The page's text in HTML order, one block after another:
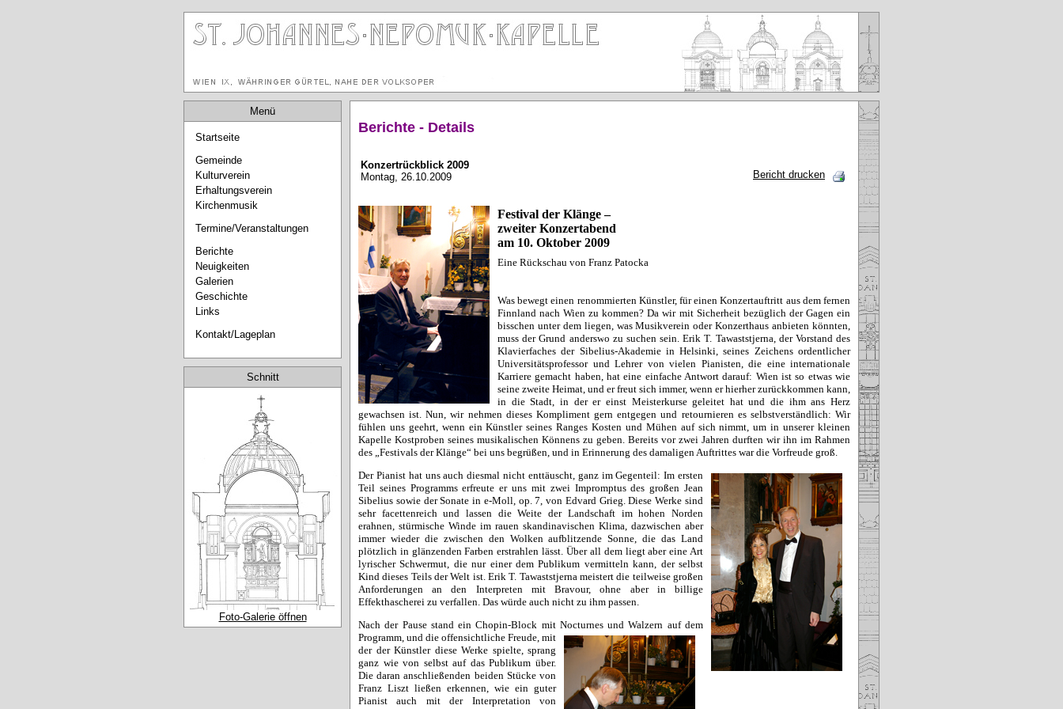
Menü
Startseite
Gemeinde
Kulturverein
Erhaltungsverein
Kirchenmusik
Termine/Veranstaltungen
Berichte
Neuigkeiten
Galerien
Geschichte
Links
Kontakt/Lageplan
Schnitt
Foto-Galerie öffnen
Berichte - Details
Konzertrückblick 2009
Montag, 26.10.2009
Bericht drucken
Festival der Klänge –
zweiter Konzertabend
am 10. Oktober 2009
Eine Rückschau von Franz Patocka
Was bewegt einen renommierten Künstler, für einen Konzertauftritt aus dem fernen
Finnland nach Wien zu kommen? Da wir mit Sicherheit bezüglich der Gagen ein
bisschen unter dem liegen, was Musikverein oder Konzerthaus anbieten könnten,
muss der Grund anderswo zu suchen sein. Erik T. Tawaststjerna, der Vorstand des
Klavierfaches der Sibelius-Akademie in Helsinki, seines Zeichens ordentlicher
Universitätsprofessor und Lehrer von vielen Pianisten, die eine internationale
Karriere gemacht haben, hat eine einfache Antwort darauf: Wien ist so etwas wie
seine zweite Heimat, und er freut sich immer, wenn er hierher zurückkommen kann,
in die Stadt, in der er einst Meisterkurse geleitet hat und die ihm ans Herz
gewachsen ist. Nun, wir nehmen dieses Kompliment gern entgegen und retournieren es selbstverständlich: Wir
fühlen uns geehrt, wenn ein Künstler seines Ranges Kosten und Mühen auf sich nimmt, um in unserer kleinen
Kapelle Kostproben seines musikalischen Könnens zu geben. Bereits vor zwei Jahren durften wir ihn im Rahmen
des „Festivals der Klänge“ bei uns begrüßen, und in Erinnerung des damaligen Auftrittes war die Vorfreude groß.
Der Pianist hat uns auch diesmal nicht enttäuscht, ganz im Gegenteil: Im ersten
Teil seines Programms erfreute er uns mit zwei Impromptus des großen Jean
Sibelius sowie der Sonate in e-Moll, op. 7, von Edvard Grieg. Diese Werke sind
sehr facettenreich und lassen die Weite der Landschaft im hohen Norden
erahnen, stürmische Winde im rauen skandinavischen Klima, dazwischen aber
immer wieder die zwischen den Wolken aufblitzende Sonne, die das Land
plötzlich in glänzenden Farben erstrahlen lässt. Über all dem liegt aber eine Art
lyrischer Schwermut, die nur einer dem Publikum vermitteln kann, der selbst
Kind dieses Teils der Welt ist. Erik T. Tawaststjerna meistert die teilweise großen
Anforderungen an den Interpreten mit Bravour, ohne aber in billige
Effekthascherei zu verfallen. Das würde auch nicht zu ihm passen.
Nach der Pause stand ein Chopin-Block mit Nocturnes und Walzern auf dem
Programm, und die offensichtliche Freude, mit
der der Künstler diese Werke spielte, sprang
ganz wie von selbst auf das Publikum über.
Die daran anschließenden beiden Stücke von
Franz Liszt ließen erkennen, wie ein guter
Pianist auch mit der Interpretation von